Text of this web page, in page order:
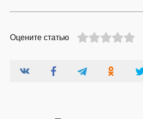
Оцените статью